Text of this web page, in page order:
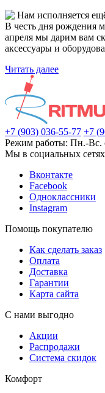
Нам исполняется
В честь дня рождения
апреля мы дарим вам
аксессуары и
Читать далее
+7 (903) 036-55-77 +7
Режим работы: Пн.-Вс.
Мы в социальных сетях
Вконтакте
Facebook
Одноклассники
Instagram
Помощь покупателю
Как сделать заказ
Оплата
Доставка
Гарантии
Карта сайта
С нами выгодно
Акции
Распродажи
Система скидок
Комфорт